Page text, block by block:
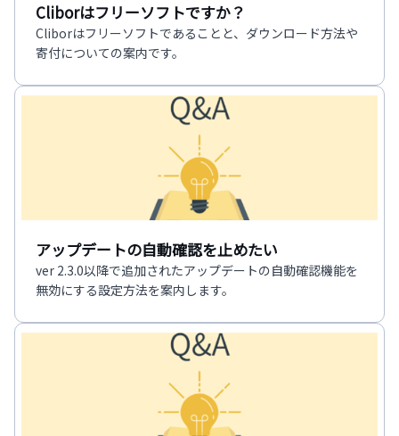
Cliborはフリーソフトですか？
Cliborはフリーソフトであることと、ダウンロード方法や
寄付についての案内です。
アップデートの自動確認を止めたい
ver 2.3.0以降で追加されたアップデートの自動確認機能を
無効にする設定方法を案内します。